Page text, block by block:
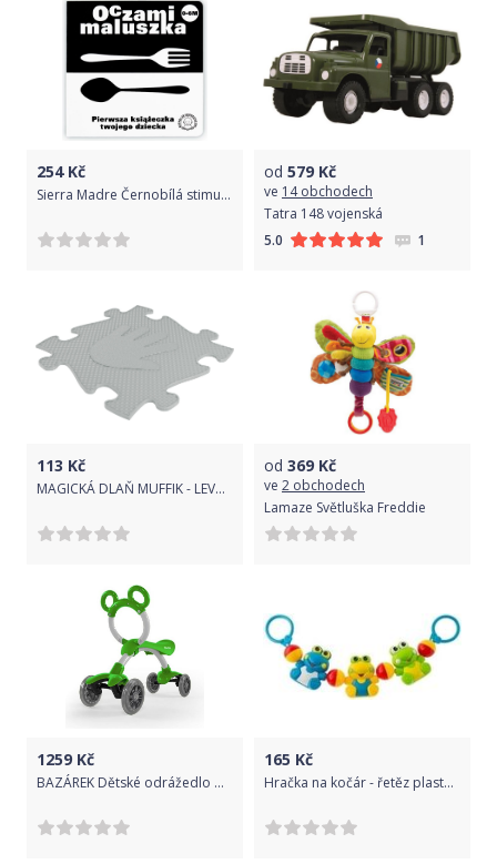
254Kč
Sierra Madre Černobílá stimulační kniha - Příbor
od 579 Kč
ve 14 obchodech
Tatra 148 vojenská
5.0
1
113 Kč
MAGICKÁ DLAŇ MUFFIK - LEVÁ Barva: Šedá
od 369 Kč
ve 2 obchodech
Lamaze Světluška Freddie
1259 Kč
BAZÁREK Dětské odrážedlo Milly Mally Orion Flash green - zelená
165 Kč
Hračka na kočár - řetěz plastový - ŽABIČKY barevné - Akuku